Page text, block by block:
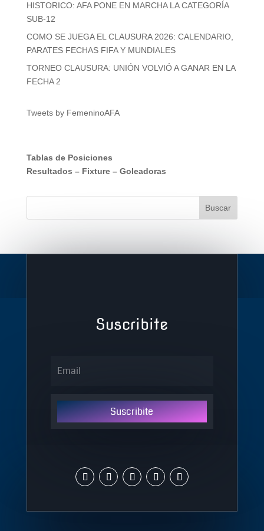
HISTORICO: AFA PONE EN MARCHA LA CATEGORÍA
SUB-12
COMO SE JUEGA EL CLAUSURA 2026: CALENDARIO,
PARATES FECHAS FIFA Y MUNDIALES
TORNEO CLAUSURA: UNIÓN VOLVIÓ A GANAR EN LA
FECHA 2
Tweets by FemeninoAFA
Tablas de Posiciones
Resultados – Fixture– Goleadoras
Suscribite
Suscribite